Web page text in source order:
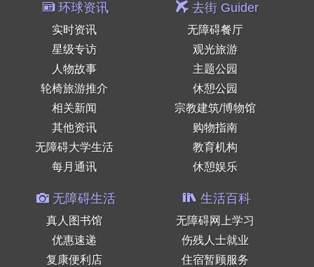
环球资讯
实时资讯
星级专访
人物故事
轮椅旅游推介
相关新闻
其他资讯
无障碍大学生活
每月通讯
去街 Guider
无障碍餐厅
观光旅游
主题公园
休憩公园
宗教建筑/博物馆
购物指南
教育机构
休憩娱乐
无障碍生活
真人图书馆
优惠速递
复康便利店
生活百科
无障碍网上学习
伤残人士就业
住宿暂顾服务